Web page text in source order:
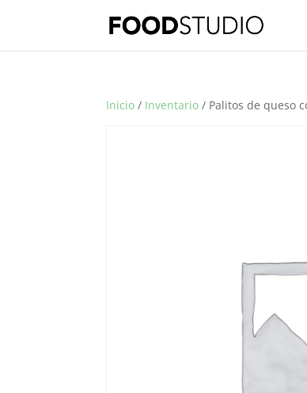
Inicio / Inventario / Palitos de queso